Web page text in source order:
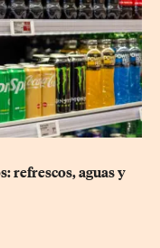
refrescos, aguas y